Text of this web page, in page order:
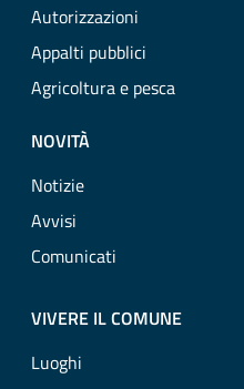
Autorizzazioni
Appalti pubblici
Agricoltura e pesca
NOVITÀ
Notizie
Avvisi
Comunicati
VIVERE IL COMUNE
Luoghi